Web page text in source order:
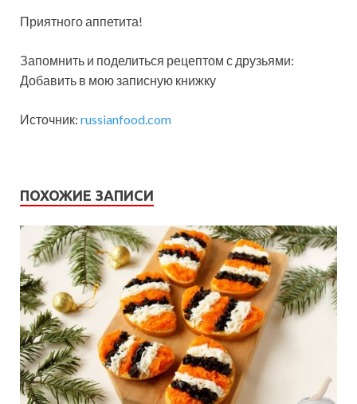
Приятного аппетита!
Запомнить и поделиться рецептом с друзьями:
Добавить в мою записную книжку
Источник: russianfood.com
ПОХОЖИЕ ЗАПИСИ